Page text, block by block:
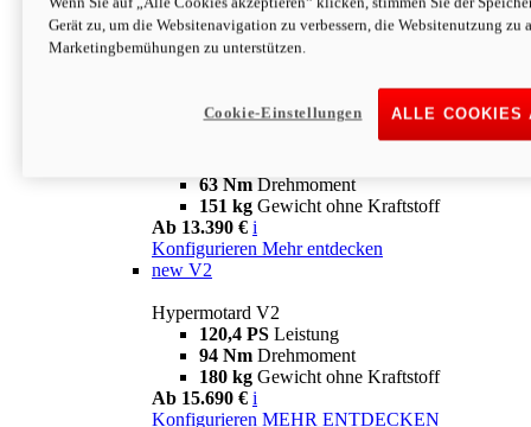
63 NmDrehmoment
151 kgGewicht ohne Kraftstoff
Ab 13.890 € i
63 Nm Drehmoment
151 kg Gewicht ohne Kraftstoff
Ab 13.390 € i
Konfigurieren Mehr entdecken
new V2
Hypermotard V2
120,4 PS Leistung
94 Nm Drehmoment
180 kg Gewicht ohne Kraftstoff
Ab 15.690 € i
Konfigurieren MEHR ENTDECKEN
Gerät zu, um die Websitenavigation zu verbessern, die Websitenutzung zu
Marketingbemühungen zu unterstützen.
ALLE COOKIES
Cookie-Einstellungen